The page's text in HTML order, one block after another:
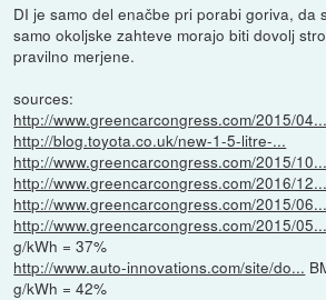
DI je samo del enačbe pri porabi goriva, da
samo okoljske zahteve morajo biti dovolj
pravilno merjene.
sources:
http://www.greencarcongress.com/2015/04...
http://blog.toyota.co.uk/new-1-5-litre-...
http://www.greencarcongress.com/2015/10...
http://www.greencarcongress.com/2016/12...
http://www.greencarcongress.com/2015/06...
http://www.greencarcongress.com/2015/05...
g/kWh = 37%
http://www.auto-innovations.com/site/do...
g/kWh = 42%